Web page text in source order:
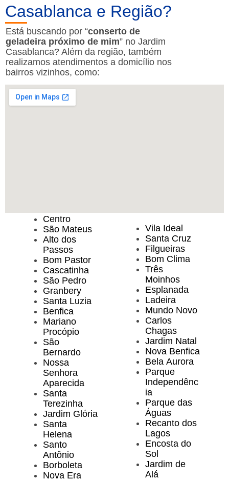
Casablanca e Região?
Está buscando por “conserto de
geladeira próximo de mim” no Jardim
Casablanca? Além da região, também
realizamos atendimentos a domicílio nos
bairros vizinhos, como:
Centro
São Mateus
Alto dos
Passos
Bom Pastor
Cascatinha
São Pedro
Granbery
Santa Luzia
Benfica
Mariano
Procópio
São
Bernardo
Nossa
Senhora
Aparecida
Santa
Terezinha
Jardim Glória
Santa
Helena
Santo
Antônio
Borboleta
Nova Era
Vila Ideal
Santa Cruz
Filgueiras
Bom Clima
Três
Moinhos
Esplanada
Ladeira
Mundo Novo
Carlos
Chagas
Jardim Natal
Nova Benfica
Bela Aurora
Parque
Independênc
ia
Parque das
Águas
Recanto dos
Lagos
Encosta do
Sol
Jardim de
Alá